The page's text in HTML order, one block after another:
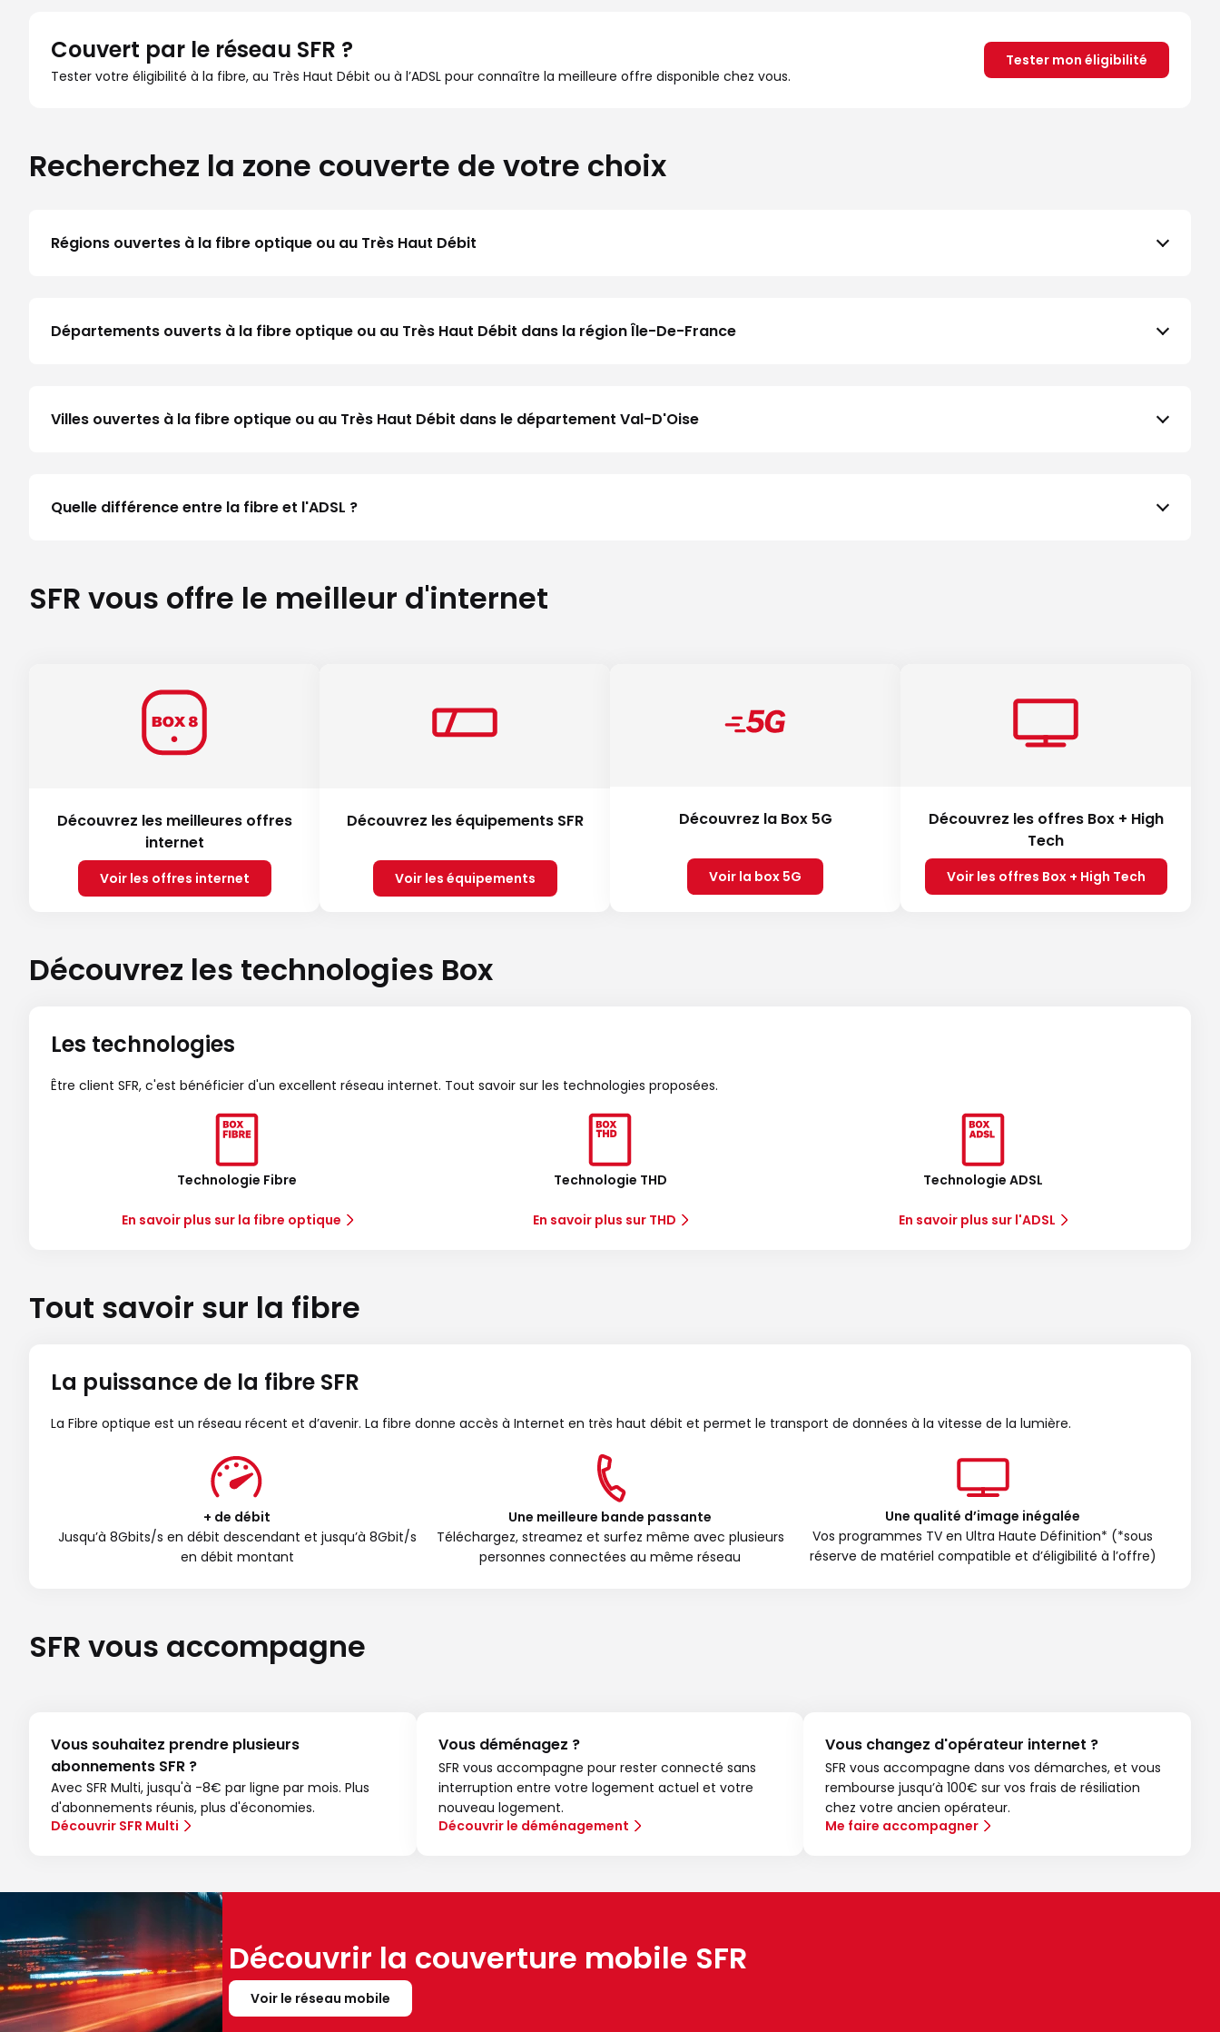
Couvert par le réseau SFR ?
Tester votre éligibilité à la fibre, au Très Haut Débit ou à l’ADSL pour connaître la meilleure offre disponible chez vous.
Tester mon éligibilité
Recherchez la zone couverte de votre choix
Régions ouvertes à la fibre optique ou au Très Haut Débit
Départements ouverts à la fibre optique ou au Très Haut Débit dans la région Île-De-France
Villes ouvertes à la fibre optique ou au Très Haut Débit dans le département Val-D'Oise
Quelle différence entre la fibre et l'ADSL ?
SFR vous offre le meilleur d'internet
Découvrez les meilleures offres
internet
Voir les offres internet
Découvrez les équipements SFR
Voir les équipements
Découvrez la Box 5G
Voir la box 5G
Découvrez les offres Box + High
Tech
Voir les offres Box + High Tech
Découvrez les technologies Box
Les technologies
Être client SFR, c'est bénéficier d'un excellent réseau internet. Tout savoir sur les technologies proposées.
Technologie Fibre
En savoir plus sur la fibre optique
Technologie THD
En savoir plus sur THD
Technologie ADSL
En savoir plus sur l'ADSL
Tout savoir sur la fibre
La puissance de la fibre SFR
La Fibre optique est un réseau récent et d’avenir. La fibre donne accès à Internet en très haut débit et permet le transport de données à la vitesse de la lumière.
+ de débit
Jusqu’à 8Gbits/s en débit descendant et jusqu’à 8Gbit/s
en débit montant
Une meilleure bande passante
Téléchargez, streamez et surfez même avec plusieurs
personnes connectées au même réseau
Une qualité d’image inégalée
Vos programmes TV en Ultra Haute Définition* (*sous
réserve de matériel compatible et d’éligibilité à l’offre)
SFR vous accompagne
Vous souhaitez prendre plusieurs
abonnements SFR ?
Avec SFR Multi, jusqu'à -8€ par ligne par mois. Plus
d'abonnements réunis, plus d'économies.
Découvrir SFR Multi
Vous déménagez ?
SFR vous accompagne pour rester connecté sans
interruption entre votre logement actuel et votre
nouveau logement.
Découvrir le déménagement
Vous changez d'opérateur internet ?
SFR vous accompagne dans vos démarches, et vous
rembourse jusqu’à 100€ sur vos frais de résiliation
chez votre ancien opérateur.
Me faire accompagner
Découvrir la couverture mobile SFR
Voir le réseau mobile